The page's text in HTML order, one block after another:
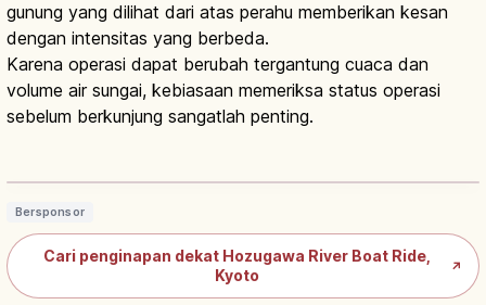
gunung yang dilihat dari atas perahu memberikan kesan
dengan intensitas yang berbeda.
Karena operasi dapat berubah tergantung cuaca dan
volume air sungai, kebiasaan memeriksa status operasi
sebelum berkunjung sangatlah penting.
Hozugawa River Cruise Kyoto: Susur
Bersponsor
Cari penginapan dekat Hozugawa River Boat Ride,
Kyoto
↗